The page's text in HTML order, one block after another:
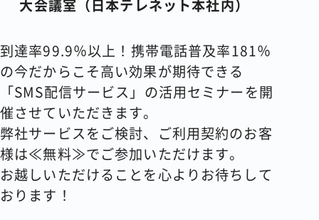
大会議室（日本テレネット本社内）
到達率99.9％以上！携帯電話普及率181％
の今だからこそ高い効果が期待できる
「SMS配信サービス」の活用セミナーを開
催させていただきます。
弊社サービスをご検討、ご利用契約のお客
様は≪無料≫でご参加いただけます。
お越しいただけることを心よりお待ちして
おります！